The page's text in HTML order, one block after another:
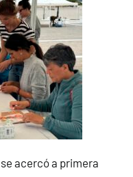
acercó a primera